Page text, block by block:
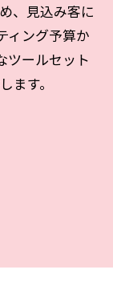
、見込み客に
ィング予算か
ツールセット
ます。